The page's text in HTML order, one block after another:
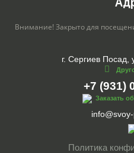
Внимание! Закрыто для
г. Сергиев
+7 (931)
Заказать
Политика